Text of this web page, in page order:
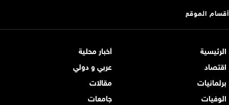
أقسام الموقع
الرئيسية
أخبار محلية
اقتصاد
عربي و دولي
برلمانيات
مقالات
الوفيات
جامعات